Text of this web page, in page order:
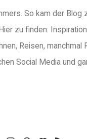
So kam der Blog
zu finden:
Reisen, manchmal
Social Media und